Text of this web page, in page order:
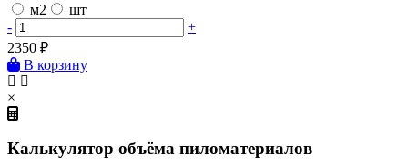
м2
шт
-
+
2350 ₽
В корзину
×
Калькулятор объёма пиломатериалов